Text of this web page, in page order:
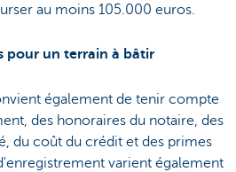
au moins 105.000 euros.
pour un terrain à bâtir
également de tenir compte
des honoraires du notaire, des
du coût du crédit et des primes
varient également